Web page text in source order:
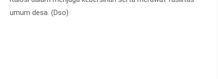
umum desa. (Dso)